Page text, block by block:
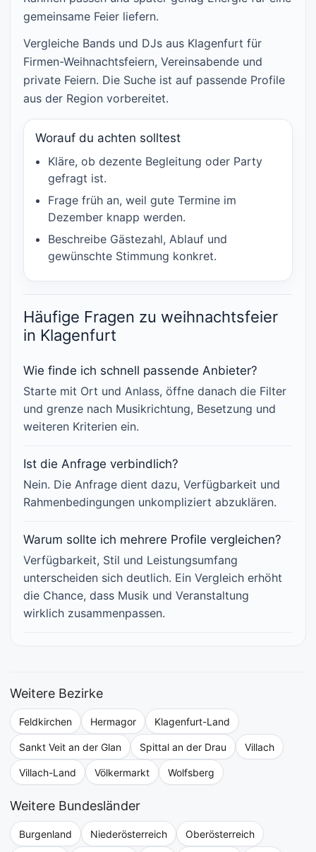
gemeinsame Feier liefern.
Vergleiche Bands und DJs aus Klagenfurt für
Firmen-Weihnachtsfeiern, Vereinsabende und
private Feiern. Die Suche ist auf passende Profile
aus der Region vorbereitet.
Worauf du achten solltest
Kläre, ob dezente Begleitung oder Party
gefragt ist.
Frage früh an, weil gute Termine im
Dezember knapp werden.
Beschreibe Gästezahl, Ablauf und
gewünschte Stimmung konkret.
Häufige Fragen zu weihnachtsfeier
in Klagenfurt
Wie finde ich schnell passende Anbieter?
Starte mit Ort und Anlass, öffne danach die Filter
und grenze nach Musikrichtung, Besetzung und
weiteren Kriterien ein.
Ist die Anfrage verbindlich?
Nein. Die Anfrage dient dazu, Verfügbarkeit und
Rahmenbedingungen unkompliziert abzuklären.
Warum sollte ich mehrere Profile vergleichen?
Verfügbarkeit, Stil und Leistungsumfang
unterscheiden sich deutlich. Ein Vergleich erhöht
die Chance, dass Musik und Veranstaltung
wirklich zusammenpassen.
Weitere Bezirke
Feldkirchen Hermagor Klagenfurt-Land
Sankt Veit an der Glan Spittal an der Drau Villach
Villach-Land Völkermarkt Wolfsberg
Weitere Bundesländer
Burgenland Niederösterreich Oberösterreich